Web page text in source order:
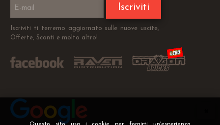
Iscriviti
Iscriviti ti terremo aggiornato sulle nuove uscite,
Offerte, Sconti e molto altro!